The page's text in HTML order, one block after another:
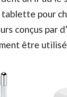
pour
conçus par
être